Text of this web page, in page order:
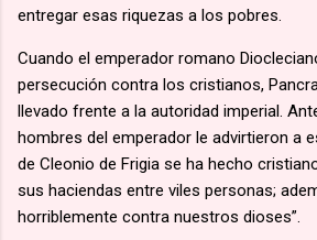
entregar esas riquezas a los pobres.
Cuando el emperador romano
persecución contra los cristianos,
llevado frente a la autoridad imperial.
hombres del emperador le advirtieron a
de Cleonio de Frigia se ha hecho
sus haciendas entre viles personas;
horriblemente contra nuestros dioses”.